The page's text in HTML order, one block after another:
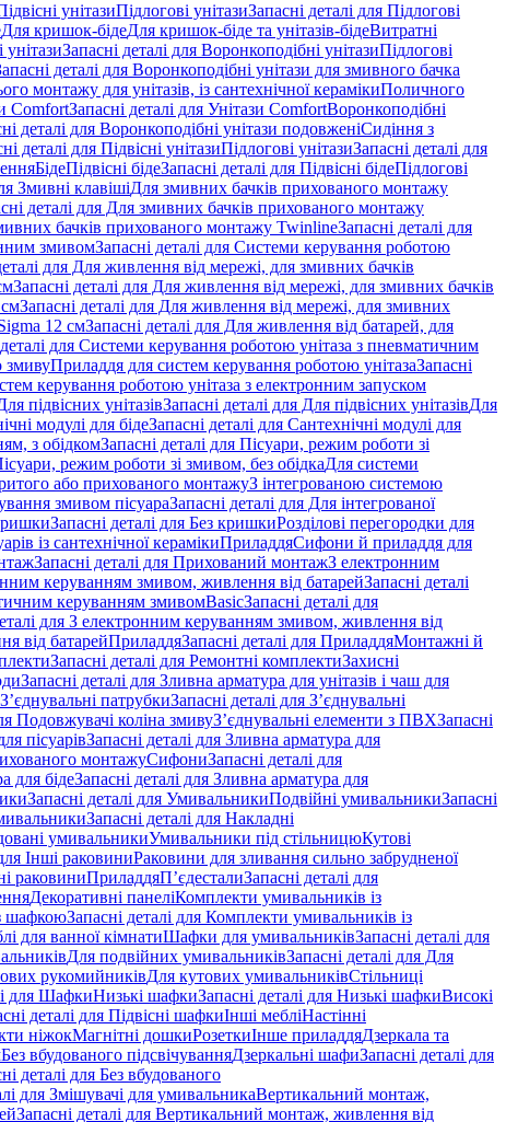
унітазиПідлогові унітазиЗапасні деталі для Підлогові
Для кришок-бідеДля кришок-біде та унітазів-бідеВитратні
Запасні деталі для Воронкоподібні унітазиПідлогові
деталі для Воронкоподібні унітази для змивного бачка
монтажу для унітазів, із сантехнічної керамікиПоличного
ComfortЗапасні деталі для Унітази ComfortВоронкоподібні
деталі для Воронкоподібні унітази подовженіСидіння з
деталі для Підвісні унітазиПідлогові унітазиЗапасні деталі для
БідеПідвісні бідеЗапасні деталі для Підвісні бідеПідлогові
Змивні клавішіДля змивних бачків прихованого монтажу
деталі для Для змивних бачків прихованого монтажу
бачків прихованого монтажу TwinlineЗапасні деталі для
змивомЗапасні деталі для Системи керування роботою
для Для живлення від мережі, для змивних бачків
Запасні деталі для Для живлення від мережі, для змивних бачків
Запасні деталі для Для живлення від мережі, для змивних
12 смЗапасні деталі для Для живлення від батарей, для
для Системи керування роботою унітаза з пневматичним
змивуПриладдя для систем керування роботою унітазаЗапасні
керування роботою унітаза з електронним запуском
підвісних унітазівЗапасні деталі для Для підвісних унітазівДля
модулі для бідеЗапасні деталі для Сантехнічні модулі для
з обідкомЗапасні деталі для Пісуари, режим роботи зі
режим роботи зі змивом, без обідкаДля системи
або прихованого монтажуЗ інтегрованою системою
змивом пісуараЗапасні деталі для Для інтегрованої
Запасні деталі для Без кришкиРозділові перегородки для
із сантехнічної керамікиПриладдяСифони й приладдя для
Запасні деталі для Прихований монтажЗ електронним
керуванням змивом, живлення від батарейЗапасні деталі
керуванням змивомBasicЗапасні деталі для
для З електронним керуванням змивом, живлення від
від батарейПриладдяЗапасні деталі для ПриладдяМонтажні й
Запасні деталі для Ремонтні комплектиЗахисні
Запасні деталі для Зливна арматура для унітазів і чаш для
З’єднувальні патрубкиЗапасні деталі для З’єднувальні
Подовжувачі коліна змивуЗ’єднувальні елементи з ПВХЗапасні
пісуарівЗапасні деталі для Зливна арматура для
монтажуСифониЗапасні деталі для
для бідеЗапасні деталі для Зливна арматура для
Запасні деталі для УмивальникиПодвійні умивальникиЗапасні
Запасні деталі для Накладні
умивальникиУмивальники під стільницюКутові
Інші раковиниРаковини для зливання сильно забрудненої
раковиниПриладдяП’єдесталиЗапасні деталі для
Декоративні панеліКомплекти умивальників із
шафкоюЗапасні деталі для Комплекти умивальників із
для ванної кімнатиШафки для умивальниківЗапасні деталі для
Для подвійних умивальниківЗапасні деталі для Для
рукомийниківДля кутових умивальниківСтільниці
для ШафкиНизькі шафкиЗапасні деталі для Низькі шафкиВисокі
деталі для Підвісні шафкиІнші мебліНастінні
ніжокМагнітні дошкиРозеткиІнше приладдяДзеркала та
Без вбудованого підсвічуванняДзеркальні шафиЗапасні деталі для
деталі для Без вбудованого
для Змішувачі для умивальникаВертикальний монтаж,
Запасні деталі для Вертикальний монтаж, живлення від